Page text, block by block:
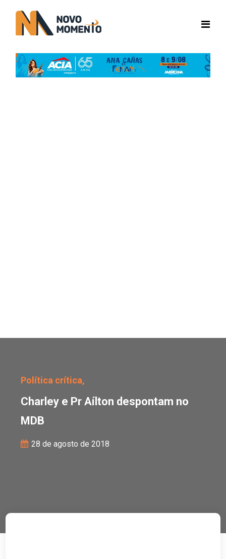
Política crítica,
Charley e Pr Aílton despontam no
MDB
28 de agosto de 2018